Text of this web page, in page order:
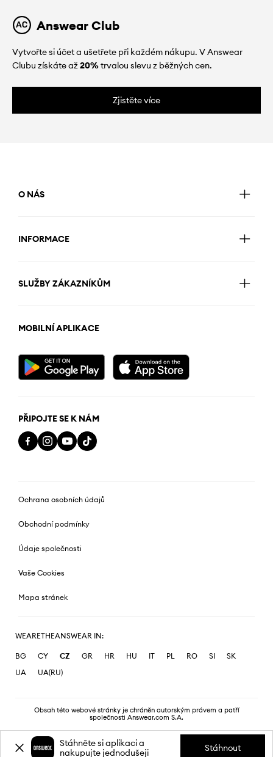
Answear Club
Vytvořte si účet a ušetřete při každém nákupu. V Answear
Clubu získáte až20%trvalou slevu z běžných cen.
Zjistěte více
O NÁS
INFORMACE
SLUŽBY ZÁKAZNÍKŮM
MOBILNÍ APLIKACE
PŘIPOJTE SE K NÁM
Ochrana osobních údajů
Obchodní podmínky
Údaje společnosti
Vaše Cookies
Mapa stránek
WEARETHEANSWEAR IN:
BG CY CZ GR HR HU IT PL RO SI
SK
UA
UA(RU)
Obsah této webové stránky je chráněn autorským právem a patří
společnosti Answear.com S.A.
Stáhněte si aplikaci a
nakupujte jednodušeji
Stáhnout